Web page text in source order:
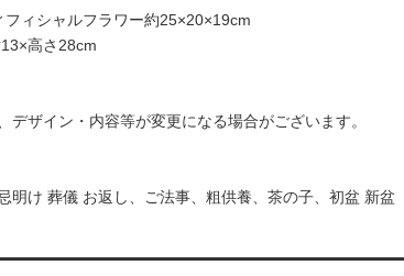
ィシャルフラワー約25×20×19cm
高さ28cm
ザイン・内容等が変更になる場合がございます。
明け 葬儀 お返し、ご法事、粗供養、茶の子、初盆 新盆